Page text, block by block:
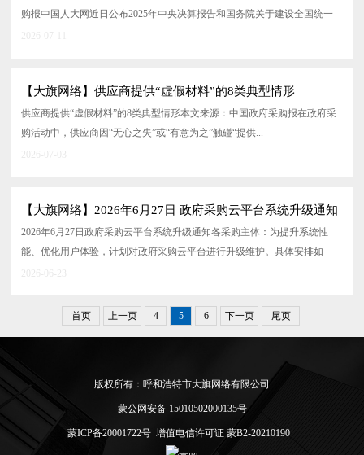
购报中国人大网近日公布2025年中央决算报告和国务院关于建设全国统一
大市场工作...
2026-07-11
【大旗网络】供应商提供“虚假材料”的8类典型情形
供应商提供“虚假材料”的8类典型情形本文来源：中国政府采购报在政府采
购活动中，供应商因“无心之失”或“有意为之”触碰“提供...
2026-07-03
【大旗网络】2026年6月27日 政府采购云平台系统升级通知
2026年6月27日政府采购云平台系统升级通知各采购主体：为提升系统性
能、优化用户体验，计划对政府采购云平台进行升级维护。具体安排如
下。一、计划升...
2026-06-23
首页 上一页 4 5 6 下一页 尾页
版权所有：呼和浩特市大旗网络有限公司
蒙公网安备 15010502000135号
蒙ICP备20001722号 增值电信许可证 蒙B2-20210190